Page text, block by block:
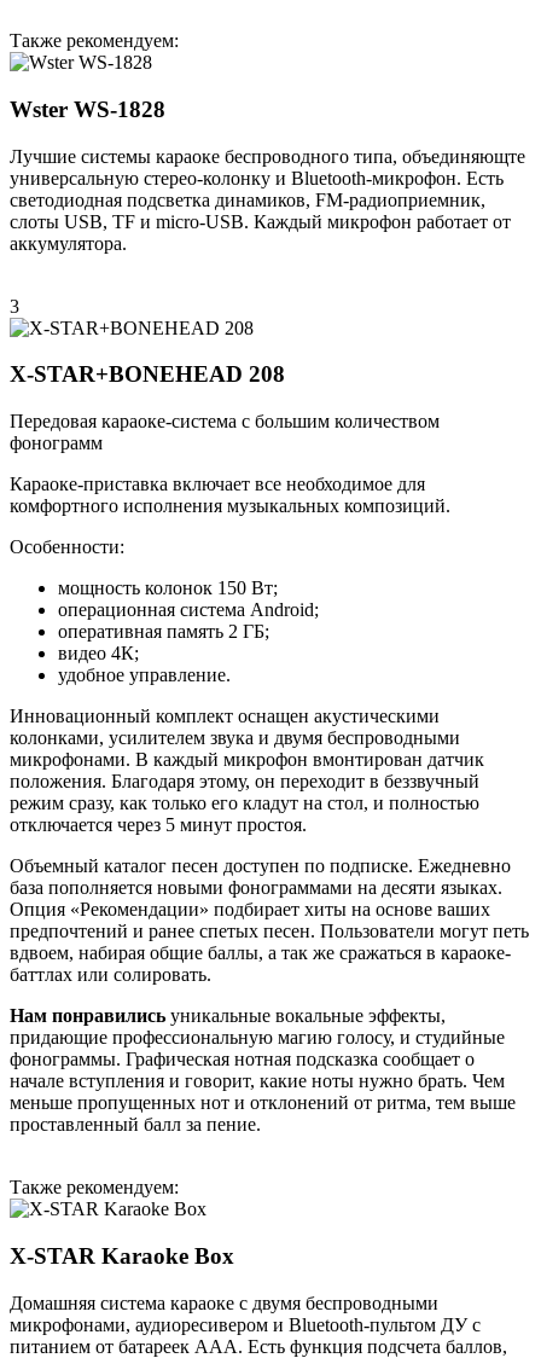
Также рекомендуем:
Wster WS-1828
Лучшие системы караоке беспроводного типа, объединяющте
универсальную стерео-колонку и Bluetooth-микрофон. Есть
светодиодная подсветка динамиков, FM-радиоприемник,
слоты USB, TF и micro-USB. Каждый микрофон работает от
аккумулятора.
3
X-STAR+BONEHEAD 208
Передовая караоке-система с большим количеством
фонограмм
Караоке-приставка включает все необходимое для
комфортного исполнения музыкальных композиций.
Особенности:
мощность колонок 150 Вт;
операционная система Android;
оперативная память 2 ГБ;
видео 4К;
удобное управление.
Инновационный комплект оснащен акустическими
колонками, усилителем звука и двумя беспроводными
микрофонами. В каждый микрофон вмонтирован датчик
положения. Благодаря этому, он переходит в беззвучный
режим сразу, как только его кладут на стол, и полностью
отключается через 5 минут простоя.
Объемный каталог песен доступен по подписке. Ежедневно
база пополняется новыми фонограммами на десяти языках.
Опция «Рекомендации» подбирает хиты на основе ваших
предпочтений и ранее спетых песен. Пользователи могут петь
вдвоем, набирая общие баллы, а так же сражаться в караоке-
баттлах или солировать.
Нам понравились уникальные вокальные эффекты,
придающие профессиональную магию голосу, и студийные
фонограммы. Графическая нотная подсказка сообщает о
начале вступления и говорит, какие ноты нужно брать. Чем
меньше пропущенных нот и отклонений от ритма, тем выше
проставленный балл за пение.
Также рекомендуем:
X-STAR Karaoke Box
Домашняя система караоке с двумя беспроводными
микрофонами, аудиоресивером и Bluetooth-пультом ДУ с
питанием от батареек ААА. Есть функция подсчета баллов,